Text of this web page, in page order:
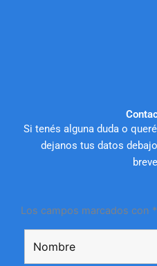
Si tenés alguna duda o
dejanos tus datos
Los campos marcados con